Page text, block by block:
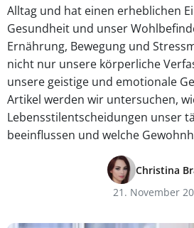
Alltag und hat einen erheblichen
Gesundheit und unser
Ernährung, Bewegung und
nicht nur unsere körperliche
unsere geistige und emotionale
Artikel werden wir untersuchen,
Lebensstilentscheidungen unser
beeinflussen und welche
Christina
21. November